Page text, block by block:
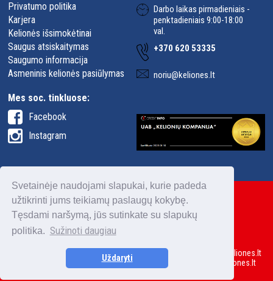
Svetainėje naudojami slapukai, kurie padeda
užtikrinti jums teikiamų paslaugų kokybę.
Tęsdami naršymą, jūs sutinkate su slapukų
politika. Sužinoti daugiau
Uždaryti
Darbo laikas pirmadieniais -
penktadieniais 9:00-18:00
val.
+370 620 53335
noriu@keliones.lt
Privatumo politika
Karjera
Kelionės išsimokėtinai
Saugus atsiskaitymas
Saugumo informacija
Asmeninis kelionės pasiūlymas
Mes soc. tinkluose:
Facebook
Instagram
2026 © Keliones.lt - Svetainės tekstų ir nuotraukų naudojimas keliones.lt
leidžiamas tik pagal užklausimą su raštišku įmonės leidimu Keliones.lt